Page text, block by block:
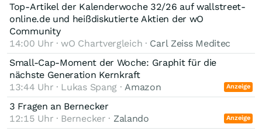
Top-Artikel der Kalenderwoche 32/26 auf wallstreet-
online.de und heißdiskutierte Aktien der wO
Community
14:00 Uhr · wO Chartvergleich · Carl Zeiss Meditec
Small-Cap-Moment der Woche: Graphit für die
nächste Generation Kernkraft
13:44 Uhr · Lukas Spang · Amazon Anzeige
3 Fragen an Bernecker
12:15 Uhr · Bernecker · Zalando Anzeige